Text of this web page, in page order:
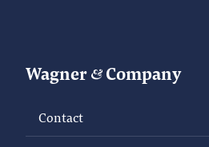
Wagner Company
Contact